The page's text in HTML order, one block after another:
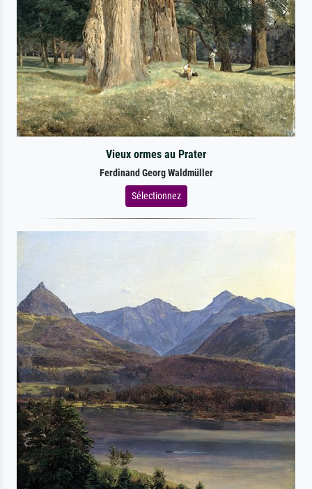
Vieux ormes au Prater
Ferdinand Georg Waldmüller
Sélectionnez